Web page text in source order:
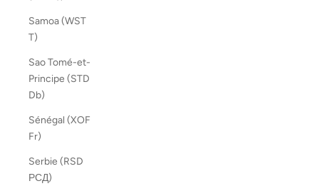
Samoa (WST
T)
Sao Tomé-et-
Principe (STD
Db)
Sénégal (XOF
Fr)
Serbie (RSD
РСД)